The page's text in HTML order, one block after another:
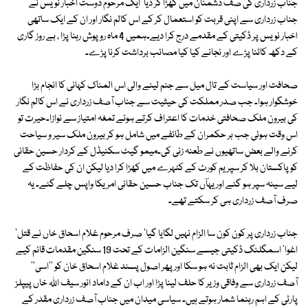
جناب زرداری کی صف دشمنان میں کھڑا کر دیا' ایک مرحوم دوست اخبار نویس نے
جناب زرداری سے اپنی قربت کو استعمال کر کے اس کالم نگار اور ان کے ایک ساتھی
اخبار نویس پر ڈکیتی کے مقدمے درج کرا دیے۔ہمیں 4 ماہ روپوش رہنا پڑا ، بے روز گاری
کے دکھ کاٹنا پڑے اور نجانے کیا کیا مصائب برداشت کرنا پڑے۔
صحافت اور سیاست کے تال میل سے جنم لینے والی اس المناک کہانی کا انجام بڑا
خوشگوار ہوا۔ جب صدر مملکت کی حیثیت سے جناب آصف زرداری نے اس کالم نگار
کی بیرون ملک صحافتی خدمات کا اعتراف کرتے ہوئے تمغہ امتیاز سے نوازا۔حیرت تو
اس وقت ہوئی جب ہر حکمران کے طائفے میں شامل ہو کر بیرون ملک سیر و سیاحت
کرنے والے بعض ساتھیوں نے طعنہ زنی کی۔میمو گیٹ سکنیڈل کے کردار حسین حقانی
کو پاکستان بلا کر سپریم کورٹ کے کٹہرے میں کھڑا کرا دیا لیکن ان کی حفاظت کے
لیے سینہ سپر ہو گئے اور یہاؔں تک جناب حسین حقانی امریکا واپس چلے گئے۔ یہ
صرف آصف زرداری ہی کر سکتے تھے۔
جناب زرداری پر کون کون سا الزام نہیں لگایا گیا' صرف مرحوم غلام اسحاق خاں نے قتل'
اغوا' اسمگلنگ ڈکیتی جیسے سنگین الزامات کے تحت 19 سنگین مقدمات قائم کیے
لیکن ایک بھی الزام ثابت نہ ہو سکا اور پھر اصول پسند غلام اسحاق خان کو ''اسی''
آصف زرداری سے وفاقی وزیر کا حلف لینا پڑا اور اب ان کے داماد انور سیف اللہ خاں پیپلز
پارٹی کے اہم رہنما شمار ہوتے ہیں۔ سیاسی میدان میں جناب آصف زرداری مقدر کے